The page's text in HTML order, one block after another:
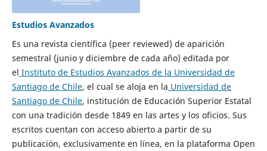
Estudios Avanzados
Es una revista científica (peer reviewed) de aparición
semestral (junio y diciembre de cada año) editada por
el Instituto de Estudios Avanzados de la Universidad de
Santiago de Chile, el cual se aloja en la Universidad de
Santiago de Chile, institución de Educación Superior Estatal
con una tradición desde 1849 en las artes y los oficios. Sus
escritos cuentan con acceso abierto a partir de su
publicación, exclusivamente en línea, en la plataforma Open